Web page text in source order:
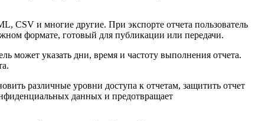
CSV и многие другие. При экспорте отчета пользователь
формате, готовый для публикации или передачи.
может указать дни, время и частоту выполнения отчета.
различные уровни доступа к отчетам, защитить отчет
данных и предотвращает